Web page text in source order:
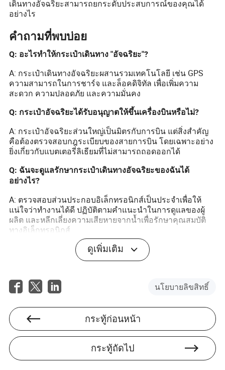
เดินทางอัจฉริยะสามารถยกระดับประสบการณ์ของคุณได้
อย่างไร
คำถามที่พบบ่อย
Q: อะไรทำให้กระเป๋าเดินทาง "อัจฉริยะ"?
A: กระเป๋าเดินทางอัจฉริยะผสานรวมเทคโนโลยี เช่น GPS
ความสามารถในการชาร์จ และล็อคดิจิทัล เพื่อเพิ่มความ
สะดวก ความปลอดภัย และความมั่นคง
Q: กระเป๋าอัจฉริยะได้รับอนุญาตให้ขึ้นเครื่องบินหรือไม่?
A: กระเป๋าอัจฉริยะส่วนใหญ่เป็นมิตรกับการบิน แต่สิ่งสำคัญ
คือต้องตรวจสอบกฎระเบียบของสายการบิน โดยเฉพาะอย่าง
ยิ่งเกี่ยวกับแบตเตอรี่ลิเธียมที่ไม่สามารถถอดออกได้
Q: ฉันจะดูแลรักษากระเป๋าเดินทางอัจฉริยะของฉันได้
อย่างไร?
A: ตรวจสอบส่วนประกอบอิเล็กทรอนิกส์เป็นประจำเพื่อให้
แน่ใจว่าทำงานได้ดี ปฏิบัติตามคำแนะนำในการดูแลของผู้
ผลิต และหลีกเลี่ยงความเสียหายจากน้ำเพื่อรักษาคุณสมบัติ
ทางอิเล็กทรอนิกส์
Q: ราคากระเป๋าเดินทางอัจฉริยะโดยเฉลี่ยอยู่ที่เท่าไร?
ทั่วไปมีตั้งแต่ระดับกลางถึงระดับไฮเอนด์ ควรปรับสมดุล
ต้นทุนกับประโยชน์ใช้สอยที่กระเป๋ามอบให้เสมอ
Marquis Randolph
ดูเพิ่มเติม
นโยบายลิขสิทธิ์
กระทู้ก่อนหน้า
กระทู้ถัดไป